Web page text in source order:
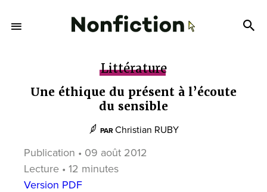
Littérature
Une éthique du présent à l’écoute
du sensible
PAR Christian RUBY
Publication • 09 août 2012
Lecture • 12 minutes
Version PDF